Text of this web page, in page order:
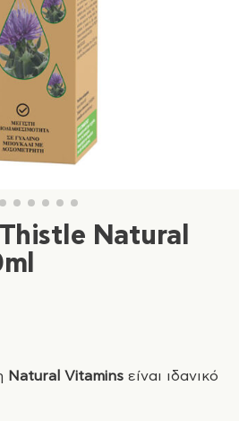
Natural
Natural Vitamins είναι ιδανικό